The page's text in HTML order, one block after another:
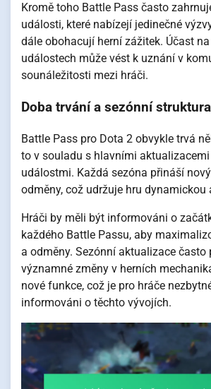
Kromě toho Battle Pass často
události, které nabízejí jedinečné
dále obohacují herní zážitek. Účast
událostech může vést k uznání v
sounáležitosti mezi hráči.
Doba trvání a sezónní struktura
Battle Pass pro Dota 2 obvykle trvá
to v souladu s hlavními
událostmi. Každá sezóna přináší
odměny, což udržuje hru dynamickou
Hráči by měli být informováni o
každého Battle Passu, aby
a odměny. Sezónní aktualizace často
významné změny v herních
nové funkce, což je pro hráče
informováni o těchto vývojích.